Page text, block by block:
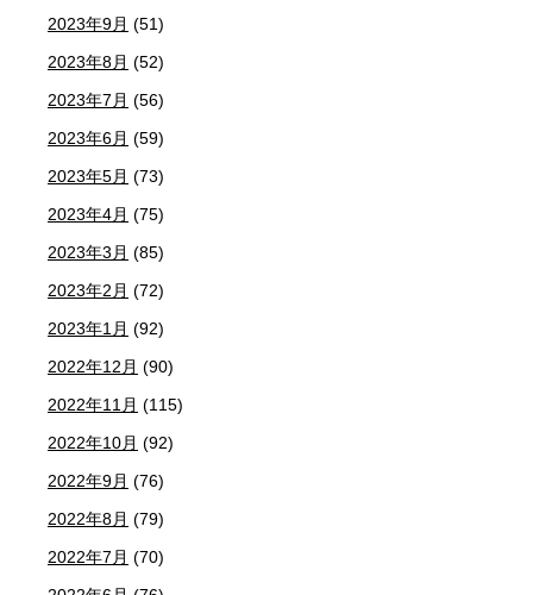
2023年9月 (51)
2023年8月 (52)
2023年7月 (56)
2023年6月 (59)
2023年5月 (73)
2023年4月 (75)
2023年3月 (85)
2023年2月 (72)
2023年1月 (92)
2022年12月 (90)
2022年11月 (115)
2022年10月 (92)
2022年9月 (76)
2022年8月 (79)
2022年7月 (70)